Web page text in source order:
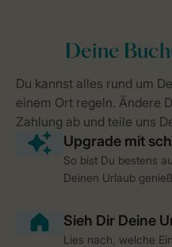
So bist Du bestens
Deinen Urlaub
Lies nach, welche